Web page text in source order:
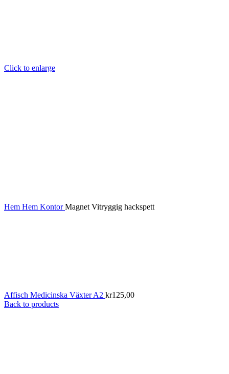
Click to enlarge
Hem Hem KontorMagnet Vitryggig hackspett
Affisch Medicinska Växter A2 kr125,00
Back to products